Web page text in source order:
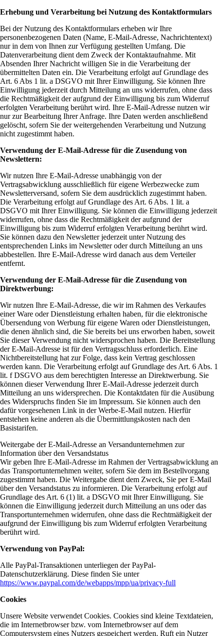
Erhebung und Verarbeitung bei Nutzung des Kontaktformulars
Bei der Nutzung des Kontaktformulars erheben wir Ihre
personenbezogenen Daten (Name, E-Mail-Adresse, Nachrichtentext)
nur in dem von Ihnen zur Verfügung gestellten Umfang. Die
Datenverarbeitung dient dem Zweck der Kontaktaufnahme. Mit
Absenden Ihrer Nachricht willigen Sie in die Verarbeitung der
übermittelten Daten ein. Die Verarbeitung erfolgt auf Grundlage des
Art. 6 Abs 1 lit. a DSGVO mit Ihrer Einwilligung. Sie können Ihre
Einwilligung jederzeit durch Mitteilung an uns widerrufen, ohne dass
die Rechtmäßigkeit der aufgrund der Einwilligung bis zum Widerruf
erfolgten Verarbeitung berührt wird. Ihre E-Mail-Adresse nutzen wir
nur zur Bearbeitung Ihrer Anfrage. Ihre Daten werden anschließend
gelöscht, sofern Sie der weitergehenden Verarbeitung und Nutzung
nicht zugestimmt haben.
Verwendung der E-Mail-Adresse für die Zusendung von
Newslettern:
Wir nutzen Ihre E-Mail-Adresse unabhängig von der
Vertragsabwicklung ausschließlich für eigene Werbezwecke zum
Newsletterversand, sofern Sie dem ausdrücklich zugestimmt haben.
Die Verarbeitung erfolgt auf Grundlage des Art. 6 Abs. 1 lit. a
DSGVO mit Ihrer Einwilligung. Sie können die Einwilligung jederzeit
widerrufen, ohne dass die Rechtmäßigkeit der aufgrund der
Einwilligung bis zum Widerruf erfolgten Verarbeitung berührt wird.
Sie können dazu den Newsletter jederzeit unter Nutzung des
entsprechenden Links im Newsletter oder durch Mitteilung an uns
abbestellen. Ihre E-Mail-Adresse wird danach aus dem Verteiler
entfernt.
Verwendung der E-Mail-Adresse für die Zusendung von
Direktwerbung:
Wir nutzen Ihre E-Mail-Adresse, die wir im Rahmen des Verkaufes
einer Ware oder Dienstleistung erhalten haben, für die elektronische
Übersendung von Werbung für eigene Waren oder Dienstleistungen,
die denen ähnlich sind, die Sie bereits bei uns erworben haben, soweit
Sie dieser Verwendung nicht widersprochen haben. Die Bereitstellung
der E-Mail-Adresse ist für den Vertragsschluss erforderlich. Eine
Nichtbereitstellung hat zur Folge, dass kein Vertrag geschlossen
werden kann. Die Verarbeitung erfolgt auf Grundlage des Art. 6 Abs. 1
lit. f DSGVO aus dem berechtigten Interesse an Direktwerbung. Sie
können dieser Verwendung Ihrer E-Mail-Adresse jederzeit durch
Mitteilung an uns widersprechen. Die Kontaktdaten für die Ausübung
des Widerspruchs finden Sie im Impressum. Sie können auch den
dafür vorgesehenen Link in der Werbe-E-Mail nutzen. Hierfür
entstehen keine anderen als die Übermittlungskosten nach den
Basistarifen.
Weitergabe der E-Mail-Adresse an Versandunternehmen zur
Information über den Versandstatus
Wir geben Ihre E-Mail-Adresse im Rahmen der Vertragsabwicklung an
das Transportunternehmen weiter, sofern Sie dem im Bestellvorgang
zugestimmt haben. Die Weitergabe dient dem Zweck, Sie per E-Mail
über den Versandstatus zu informieren. Die Verarbeitung erfolgt auf
Grundlage des Art. 6 (1) lit. a DSGVO mit Ihrer Einwilligung. Sie
können die Einwilligung jederzeit durch Mitteilung an uns oder das
Transportunternehmen widerrufen, ohne dass die Rechtmäßigkeit der
aufgrund der Einwilligung bis zum Widerruf erfolgten Verarbeitung
berührt wird.
Verwendung von PayPal:
Alle PayPal-Transaktionen unterliegen der PayPal-
Datenschutzerklärung. Diese finden Sie unter
https://www.paypal.com/de/webapps/mpp/ua/privacy-full
Cookies
Unsere Website verwendet Cookies. Cookies sind kleine Textdateien,
die im Internetbrowser bzw. vom Internetbrowser auf dem
Computersystem eines Nutzers gespeichert werden. Ruft ein Nutzer